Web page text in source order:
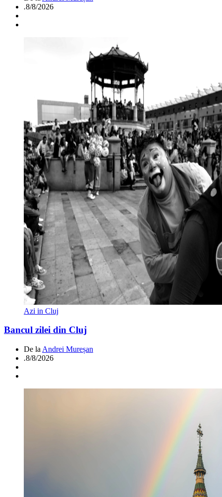
.8/8/2026
Azi in Cluj
Bancul zilei din Cluj
De la Andrei Mureșan
.8/8/2026